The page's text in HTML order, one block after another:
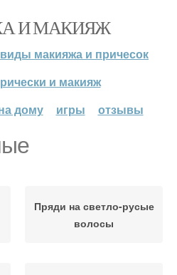
И МАКИЯЖ
виды макияжа и причесок
и макияж
дому
игры отзывы
Пряди на светло-русые
волосы